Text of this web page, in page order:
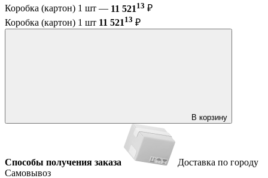
Коробка (картон) 1 шт — 11 521 13 ₽
Коробка (картон) 1 шт 11 521 13 ₽
В корзину
Способы получения заказа
Доставка по городу
Самовывоз